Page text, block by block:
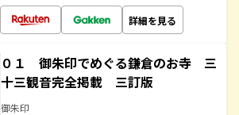
詳細を見る
０１ 御朱印でめぐる鎌倉のお寺 三
十三観音完全掲載 三訂版
御朱印